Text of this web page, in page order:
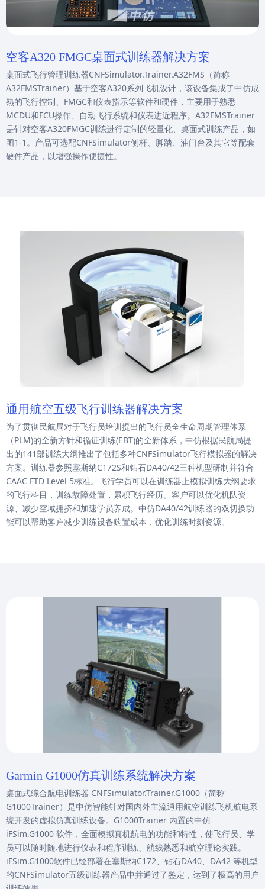
空客A320 FMGC桌面式训练器解决方案
桌面式飞行管理训练器CNFSimulator.Trainer.A32FMS（简称
A32FMSTrainer）基于空客A320系列飞机设计，该设备集成了中仿成
熟的飞行控制、FMGC和仪表指示等软件和硬件，主要用于熟悉
MCDU和FCU操作、自动飞行系统和仪表进近程序。A32FMSTrainer
是针对空客A320FMGC训练进行定制的轻量化、桌面式训练产品，如
图1-1。产品可选配CNFSimulator侧杆、脚踏、油门台及其它等配套
硬件产品，以增强操作便捷性。
通用航空五级飞行训练器解决方案
为了贯彻民航局对于飞行员培训提出的飞行员全生命周期管理体系
（PLM)的全新方针和循证训练(EBT)的全新体系，中仿根据民航局提
出的141部训练大纲推出了包括多种CNFSimulator飞行模拟器的解决
方案。训练器参照塞斯纳C172S和钻石DA40/42三种机型研制并符合
CAAC FTD Level 5标准。飞行学员可以在训练器上模拟训练大纲要求
的飞行科目，训练故障处置，累积飞行经历。客户可以优化机队资
源、减少空域拥挤和加速学员养成。中仿DA40/42训练器的双切换功
能可以帮助客户减少训练设备购置成本，优化训练时刻资源。
Garmin G1000仿真训练系统解决方案
桌面式综合航电训练器 CNFSimulator.Trainer.G1000（简称
G1000Trainer）是中仿智能针对国内外主流通用航空训练飞机航电系
统开发的虚拟仿真训练设备。G1000Trainer 内置的中仿
iFSim.G1000 软件，全面模拟真机航电的功能和特性，使飞行员、学
员可以随时随地进行仪表和程序训练、航线熟悉和航空理论实践。
iFSim.G1000软件已经部署在塞斯纳C172、钻石DA40、DA42 等机型
的CNFSimulator五级训练器产品中并通过了鉴定，达到了极高的用户